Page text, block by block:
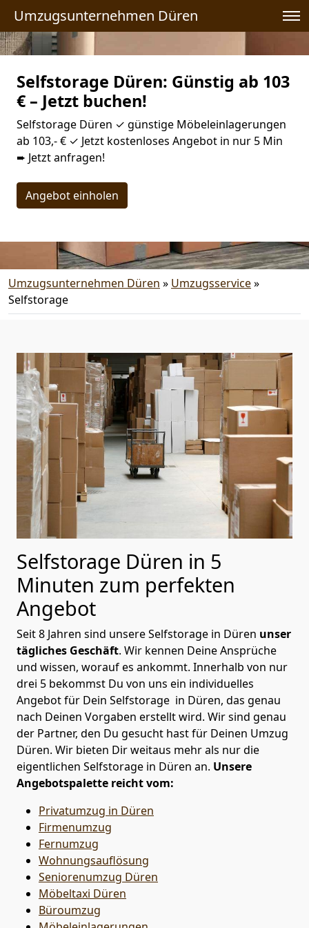
Umzugsunternehmen Düren
Selfstorage Düren: Günstig ab 103
€ – Jetzt buchen!
Selfstorage Düren ✓ günstige Möbeleinlagerungen
ab 103,- € ✓ Jetzt kostenloses Angebot in nur 5 Min
➨ Jetzt anfragen!
Angebot einholen
Umzugsunternehmen Düren » Umzugsservice»
Selfstorage
Selfstorage Düren in 5
Minuten zum perfekten
Angebot
Seit 8 Jahren sind unsere Selfstorage in Düren unser
tägliches Geschäft. Wir kennen Deine Ansprüche
und wissen, worauf es ankommt. Innerhalb von nur
drei 5 bekommst Du von uns ein individuelles
Angebot für Dein Selfstorage in Düren, das genau
nach Deinen Vorgaben erstellt wird. Wir sind genau
der Partner, den Du gesucht hast für Deinen Umzug
Düren. Wir bieten Dir weitaus mehr als nur die
eigentlichen Selfstorage in Düren an. Unsere
Angebotspalette reicht vom:
Privatumzug in Düren
Firmenumzug
Fernumzug
Wohnungsauflösung
Seniorenumzug Düren
Möbeltaxi Düren
Büroumzug